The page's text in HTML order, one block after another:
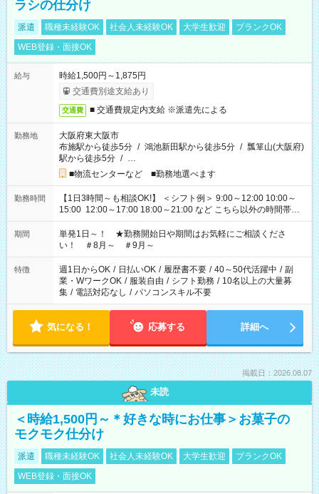
ラシの仕分け
派遣 職種未経験OK 社会人未経験OK 大学生歓迎
ブランクOK
WEB登録・面接OK
給与
時給1,500円～1,875円
交通費別途支給あり
交通費 ■ 交通費規定内支給 ※派遣先による
勤務地
大阪府東大阪市
布施駅から徒歩5分 / 鴻池新田駅から徒歩5分 / 瓢箪山(大阪府)
駅から徒歩5分 / …
■物流センターなど ■勤務地選べます
勤務時間
【1日3時間～も相談OK!】 ＜シフト例＞ 9:00～12:00 10:00～
15:00 12:00～17:00 18:00～21:00 など こちら以外の時間帯も
お気軽にご相談ください！
期間
単発1日～！ ★勤務開始日や期間はお気軽にご相談くださ
い！ ＃8月～ ＃9月～
特徴 週1日からOK / 日払いOK / 履歴書不要 / 40～50代活躍中 / 副
業・WワークOK / 服装自由 / シフト勤務 / 10名以上の大量募
集 / 電話対応なし / パソコンスキル不要
気になる！ 応募する 詳細へ
掲載日：2026.08.07
未読
＜時給1,500円～＊好きな時にお仕事＞お菓子の
モクモク仕分け
派遣 職種未経験OK 社会人未経験OK 大学生歓迎
ブランクOK
WEB登録・面接OK